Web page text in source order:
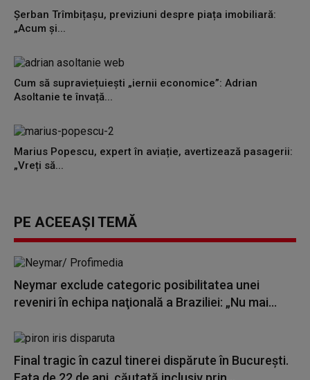
Șerban Trîmbițașu, previziuni despre piața imobiliară:
„Acum și...
Cum să supraviețuiești „iernii economice”: Adrian
Asoltanie te învață...
Marius Popescu, expert în aviație, avertizează pasagerii:
„Vreți să...
PE ACEEAȘI TEMĂ
Neymar exclude categoric posibilitatea unei
reveniri în echipa naţională a Braziliei: „Nu mai...
Final tragic în cazul tinerei dispărute în București.